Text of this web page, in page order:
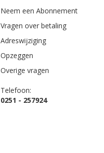
Neem een Abonnement
Vragen over betaling
Adreswijziging
Opzeggen
Overige vragen
Telefoon:
0251 - 257924